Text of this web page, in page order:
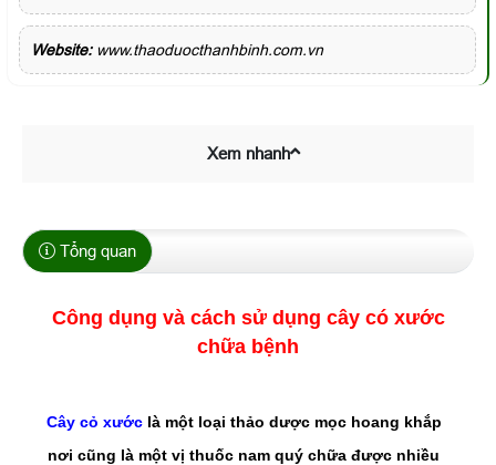
Website:www.thaoduocthanhbinh.com.vn
Xem nhanh
Tổng quan
Công dụng và cách sử dụng cây có xước
chữa bệnh
Cây cỏ xướclà một loại thảo dược mọc hoang khắp
nơi cũng là một vị thuốc nam quý chữa được nhiều